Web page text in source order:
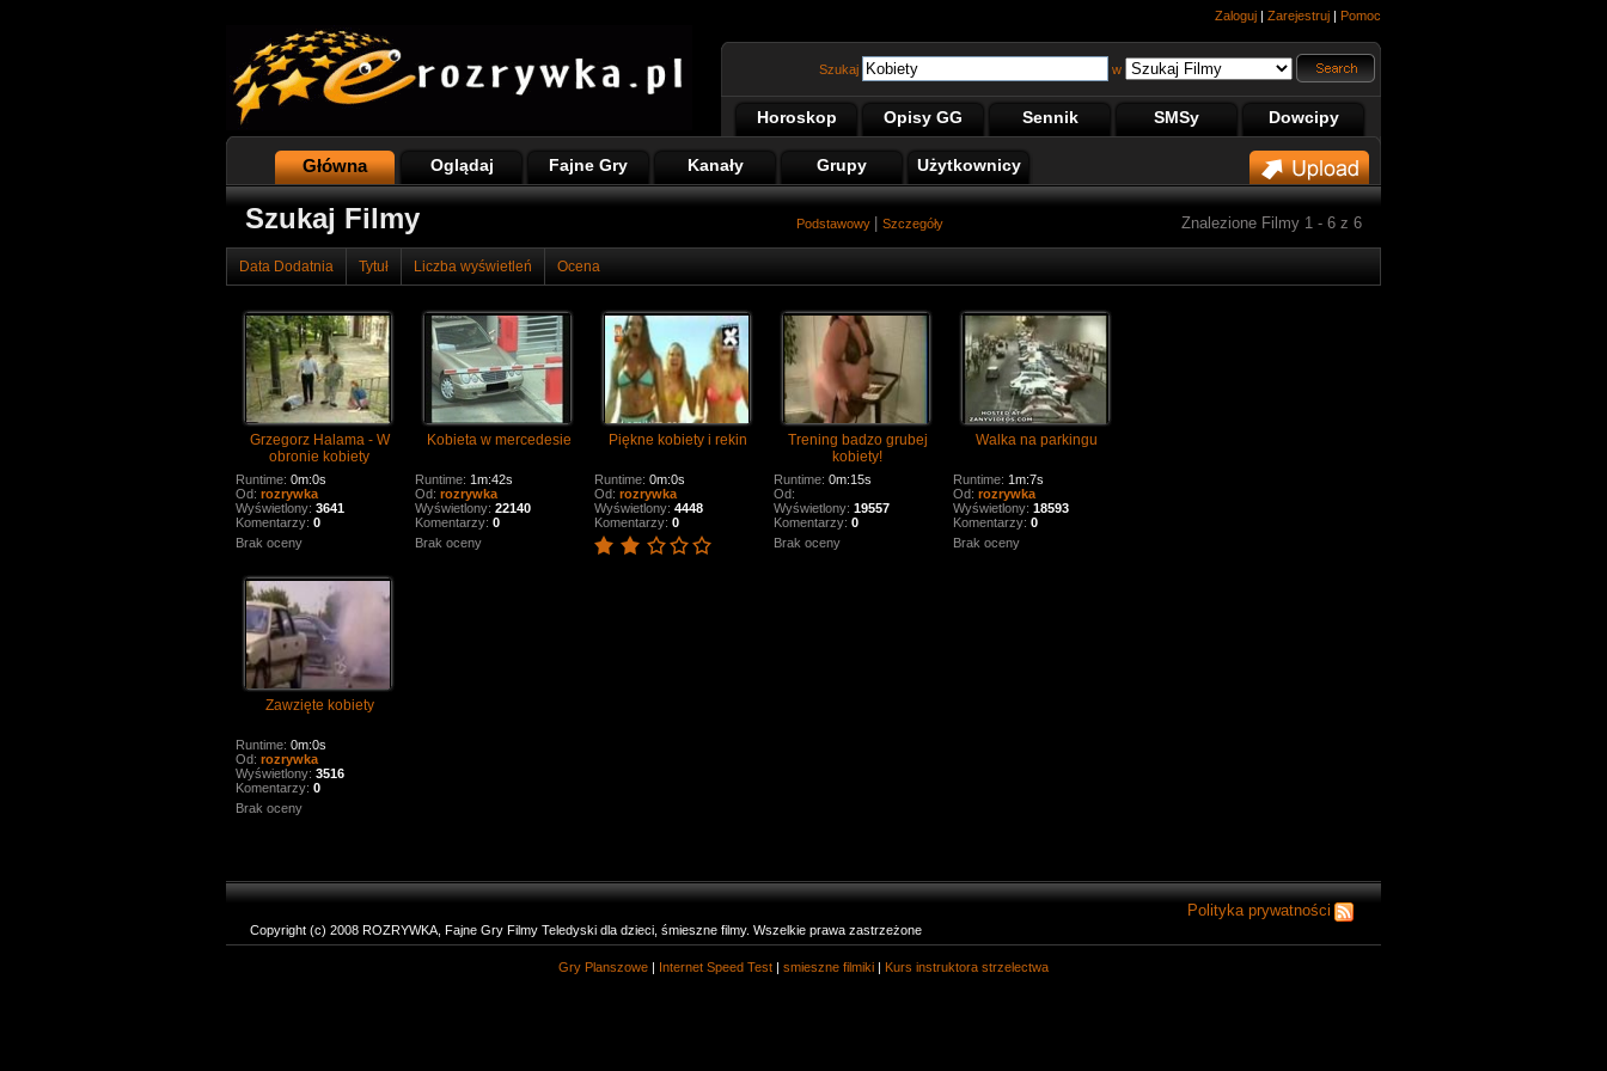
Zaloguj | Zarejestruj | Pomoc
Szukaj w
Horoskop Opisy GG Sennik SMSy Dowcipy
Główna Oglądaj Fajne Gry Kanały Grupy Użytkownicy
Szukaj Filmy Znalezione Filmy 1 - 6 z 6
Podstawowy Szczegóły
Data Dodatnia Tytuł Liczba wyświetleń Ocena
Grzegorz Halama - W
obronie kobiety
Runtime: 0m:0s
Od: rozrywka
Wyświetlony: 3641
Komentarzy: 0
Brak oceny
Kobieta w mercedesie
Runtime: 1m:42s
Od: rozrywka
Wyświetlony: 22140
Komentarzy: 0
Brak oceny
Piękne kobiety i rekin
Runtime: 0m:0s
Od: rozrywka
Wyświetlony: 4448
Komentarzy: 0
Trening badzo grubej
kobiety!
Runtime: 0m:15s
Od:
Wyświetlony: 19557
Komentarzy: 0
Brak oceny
Walka na parkingu
Runtime: 1m:7s
Od: rozrywka
Wyświetlony: 18593
Komentarzy: 0
Brak oceny
Zawzięte kobiety
Runtime: 0m:0s
Od: rozrywka
Wyświetlony: 3516
Komentarzy: 0
Brak oceny
Polityka prywatności
Copyright (c) 2008 ROZRYWKA, Fajne Gry Filmy Teledyski dla dzieci, śmieszne filmy. Wszelkie prawa zastrzeżone
Gry Planszowe | Internet Speed Test | smieszne filmiki | Kurs instruktora strzelectwa